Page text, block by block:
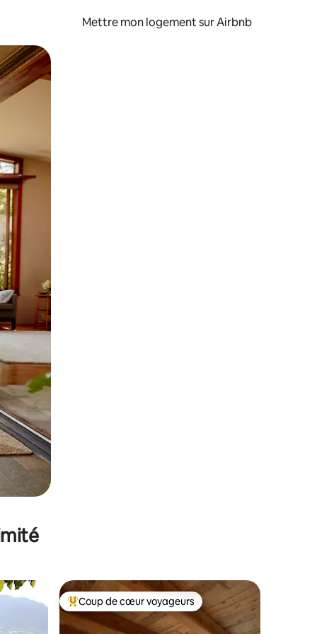
Mettre mon logement sur Airbnb
glisser.
appréciés Coups de cœur voyageurs les plus appréciés
Coup de cœur voyageurs